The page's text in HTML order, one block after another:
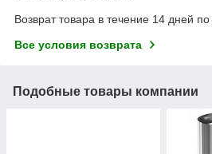
Возврат товара в течение 14 дней
Все условия возврата
Подобные товары компании